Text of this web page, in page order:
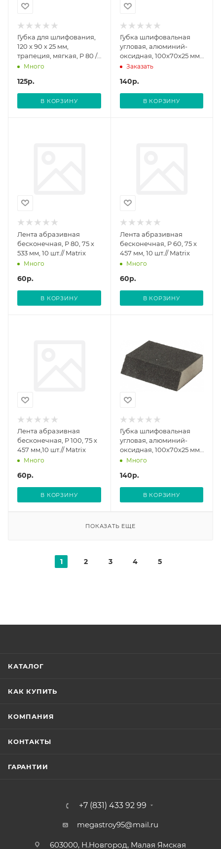
Губка для шлифования,
120 х 90 х 25 мм,
трапеция, мягкая, P 80 //
MATRIX
Много
125р.
В КОРЗИНУ
Губка шлифовальная
угловая, алюминий-
оксидная, 100х70х25 мм,
средняя жесткость Р 120
Заказать
140р.
В КОРЗИНУ
Лента абразивная
бесконечная, P 80, 75 х
533 мм, 10 шт.// Matrix
Много
60р.
В КОРЗИНУ
Лента абразивная
бесконечная, P 60, 75 х
457 мм, 10 шт.// Matrix
Много
60р.
В КОРЗИНУ
Лента абразивная
бесконечная, P 100, 75 х
457 мм,10 шт.// Matrix
Много
60р.
В КОРЗИНУ
Губка шлифовальная
угловая, алюминий-
оксидная, 100х70х25 мм,
средняя жесткость Р 360
Много
140р.
В КОРЗИНУ
ПОКАЗАТЬ ЕЩЕ
1 2 3 4 5
КАТАЛОГ
КАК КУПИТЬ
КОМПАНИЯ
КОНТАКТЫ
ГАРАНТИИ
+7 (831) 433 92 99
megastroy95@mail.ru
603000, Н.Новгород, Малая Ямская